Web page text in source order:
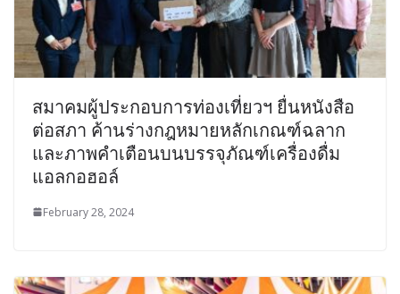
สมาคมผู้ประกอบการท่องเที่ยวฯ ยื่นหนังสือ
ต่อสภา ค้านร่างกฎหมายหลักเกณฑ์ฉลาก
และภาพคำเตือนบนบรรจุภัณฑ์เครื่องดื่ม
แอลกอฮอล์
February 28, 2024